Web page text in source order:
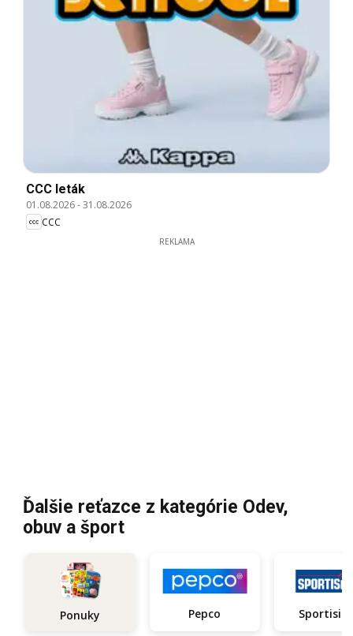
CCC leták
01.08.2026-31.08.2026
CCC
REKLAMA
Ďalšie reťazce z kategórie Odev,
obuv a šport
Ponuky Pepco